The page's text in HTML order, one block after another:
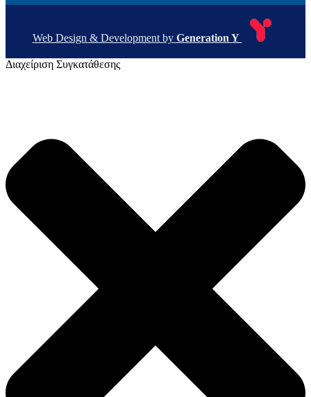
Web Design & Development by Generation Y
Διαχείριση Συγκατάθεσης